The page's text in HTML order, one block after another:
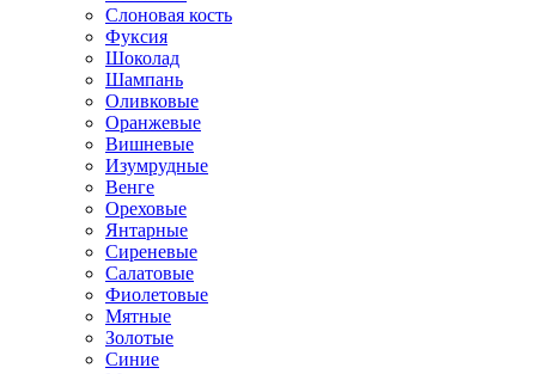
Слоновая кость
Фуксия
Шоколад
Шампань
Оливковые
Оранжевые
Вишневые
Изумрудные
Венге
Ореховые
Янтарные
Сиреневые
Салатовые
Фиолетовые
Мятные
Золотые
Синие